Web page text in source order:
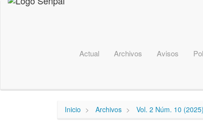
Navegación
Actual Archivos Avisos
Inicio Archivos Vol. 2 Núm. 10